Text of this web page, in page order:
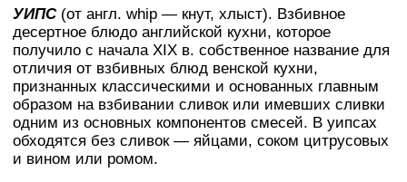
УИПС(от англ. whip — кнут, хлыст). Взбивное
десертное блюдо английской кухни, которое
получило с начала XIX в. собственное название для
отличия от взбивных блюд венской кухни,
признанных классическими и основанных главным
образом на взбивании сливок или имевших сливки
одним из основных компонентов смесей. В уипсах
обходятся без сливок — яйцами, соком цитрусовых
и вином или ромом.